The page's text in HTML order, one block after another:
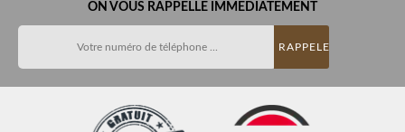
ON VOUS RAPPELLE IMMEDIATEMENT